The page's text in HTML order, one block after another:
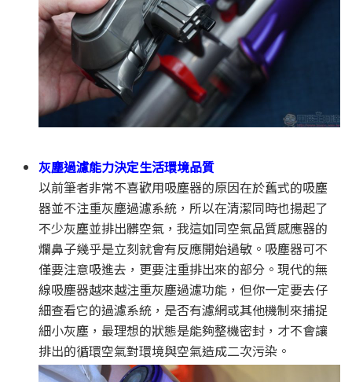
灰塵過濾能力決定生活環境品質
以前筆者非常不喜歡用吸塵器的原因在於舊式的吸塵
器並不注重灰塵過濾系統，所以在清潔同時也揚起了
不少灰塵並排出髒空氣，我這如同空氣品質感應器的
爛鼻子幾乎是立刻就會有反應開始過敏。吸塵器可不
僅要注意吸進去，更要注重排出來的部分。現代的無
線吸塵器越來越注重灰塵過濾功能，但你一定要去仔
細查看它的過濾系統，是否有濾網或其他機制來捕捉
細小灰塵，最理想的狀態是能夠整機密封，才不會讓
排出的循環空氣對環境與空氣造成二次污染。